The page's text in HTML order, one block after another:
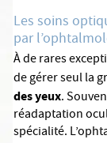
Les soins
par
À de rares
de gérer seul la
des yeux.
réadaptation
spécialité.